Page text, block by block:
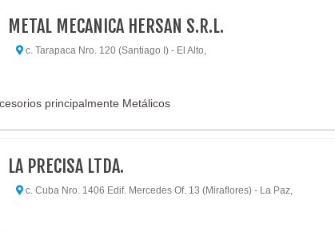
METAL MECANICA HERSAN S.R.L.
c. Tarapaca Nro. 120 (Santiago I) - El Alto,
principalmente Metálicos
LA PRECISA LTDA.
c. Cuba Nro. 1406 Edif. Mercedes Of. 13 (Miraflores) - La Paz,